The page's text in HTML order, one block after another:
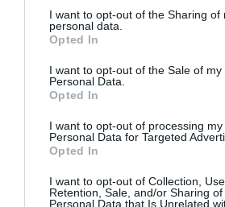
I want to opt-out of the Sharing of
personal data.
Opted In
I want to opt-out of the Sale of my
Personal Data.
Opted In
I want to opt-out of processing my
Personal Data for Targeted
Opted In
I want to opt-out of Collection, Use,
Retention, Sale, and/or Sharing of
Personal Data that Is Unrelated
trabajan con nosotros
controlado el dinero que se
Próxima
participación del Banco